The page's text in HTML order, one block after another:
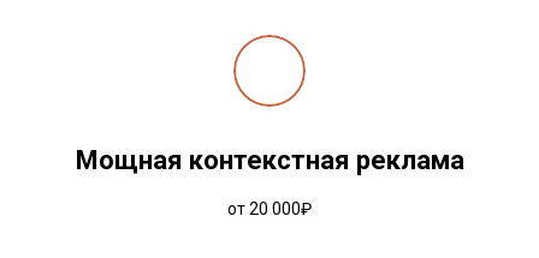
Мощная контекстная реклама
от 20 000₽